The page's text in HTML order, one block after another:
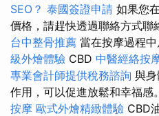
SEO？ 泰國簽證申請 如果您
價格，請趕快透過聯絡方式聯
台中整骨推薦 當在按摩過程
級外燴體驗 CBD 中醫經絡按
專業會計師提供稅務諮詢 與
作用，可以促進放鬆和幸福感
按摩 歐式外燴精緻體驗 CBD